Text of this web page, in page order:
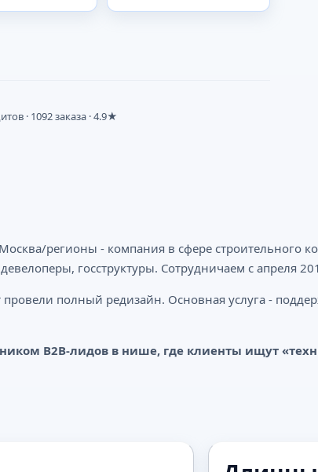
· 1092 заказа · 4.9★
регионы - компания в сфере строительного
госструктуры. Сотрудничаем с апреля
провели полный редизайн. Основная услуга -
B2B-лидов в нише, где клиенты ищут